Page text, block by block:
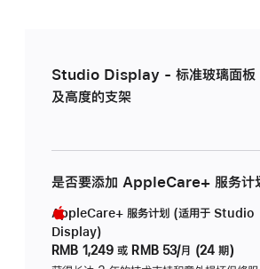
Studio Display - 标准玻璃面板
及高度的支架
是否要添加 AppleCare+ 服务计
AppleCare+ 服务计划 (适用于 Studio
Display)
RMB 1,249 或 RMB 53/月 (24 期)